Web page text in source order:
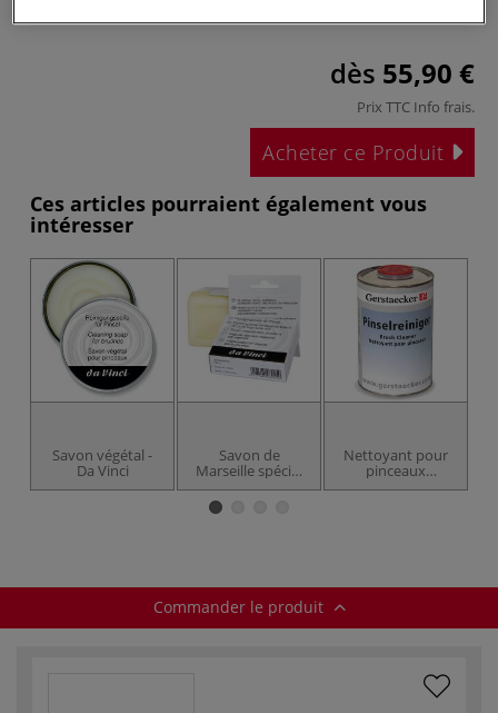
dès 55,90 €
Prix TTC Info frais.
Acheter ce Produit
Ces articles pourraient également vous
intéresser
Savon végétal -
Da Vinci
Savon de
Marseille spécial
Da Vinci
Nettoyant pour
pinceaux
Gerstaecker
Commander le produit